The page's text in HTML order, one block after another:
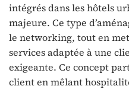
intégrés dans les hôtels
majeure. Ce type
le networking, tout en
services adaptée à une
exigeante. Ce concept
client en mêlant